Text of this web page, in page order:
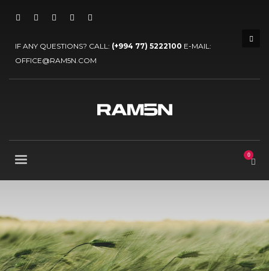
IF ANY QUESTIONS? CALL: (+994 77) 5222100 E-MAIL:
OFFICE@RAM5N.COM